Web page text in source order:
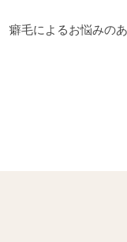
癖毛によるお悩みの